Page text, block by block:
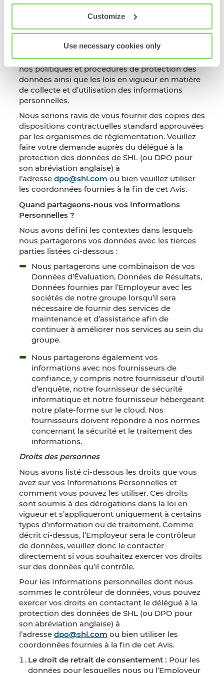
Customize
Use necessary cookies only
dispositions contractuelles standard
conformément à l’article 46 du Règlement relatif
à la protection des données à caractère
personnel. Toutes les filiales SHL possèdent les
mêmes contrôles de sécurité techniques,
physiques et administratifs et doivent respecter
nos politiques et procédures de protection des
données ainsi que les lois en vigueur en matière
de collecte et d’utilisation des informations
personnelles.
Nous serions ravis de vous fournir des copies des
dispositions contractuelles standard approuvées
par les organismes de réglementation. Veuillez
faire votre demande auprès du délégué à la
protection des données de SHL (ou DPO pour
son abréviation anglaise) à
l’adresse dpo@shl.com ou bien veuillez utiliser
les coordonnées fournies à la fin de cet Avis.
Quand partageons-nous vos Informations
Personnelles ?
Nous avons défini les contextes dans lesquels
nous partagerons vos données avec les tierces
parties listées ci-dessous :
Nous partagerons une combinaison de vos
Données d’Évaluation, Données de Résultats,
Données fournies par l’Employeur avec les
sociétés de notre groupe lorsqu’il sera
nécessaire de fournir des services de
maintenance et d’assistance afin de
continuer à améliorer nos services au sein du
groupe.
Nous partagerons également vos
informations avec nos fournisseurs de
confiance, y compris notre fournisseur d’outil
d’enquête, notre fournisseur de sécurité
informatique et notre fournisseur hébergeant
notre plate-forme sur le cloud. Nos
fournisseurs doivent répondre à nos normes
concernant la sécurité et le traitement des
informations.
Droits des personnes
Nous avons listé ci-dessous les droits que vous
avez sur vos Informations Personnelles et
comment vous pouvez les utiliser. Ces droits
sont soumis à des dérogations dans la loi en
vigueur et s’appliqueront uniquement à certains
types d’information ou de traitement. Comme
décrit ci-dessus, l’Employeur sera le contrôleur
de données, veuillez donc le contacter
directement si vous souhaitez exercer vos droits
sur des données qu’il contrôle.
Pour les Informations personnelles dont nous
sommes le contrôleur de données, vous pouvez
exercer vos droits en contactant le délégué à la
protection des données de SHL (ou DPO pour
son abréviation anglaise) à
l’adresse dpo@shl.com ou bien utiliser les
coordonnées fournies à la fin de cet Avis.
Le droit de retrait de consentement : Pour les
données pour lesquelles nous ou l’Employeur